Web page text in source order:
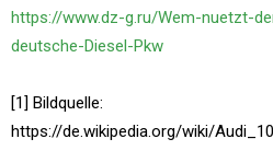
https://www.dz-g.ru/Wem-nuetzt-
deutsche-Diesel-Pkw
[1] Bildquelle:
https://de.wikipedia.org/wiki/